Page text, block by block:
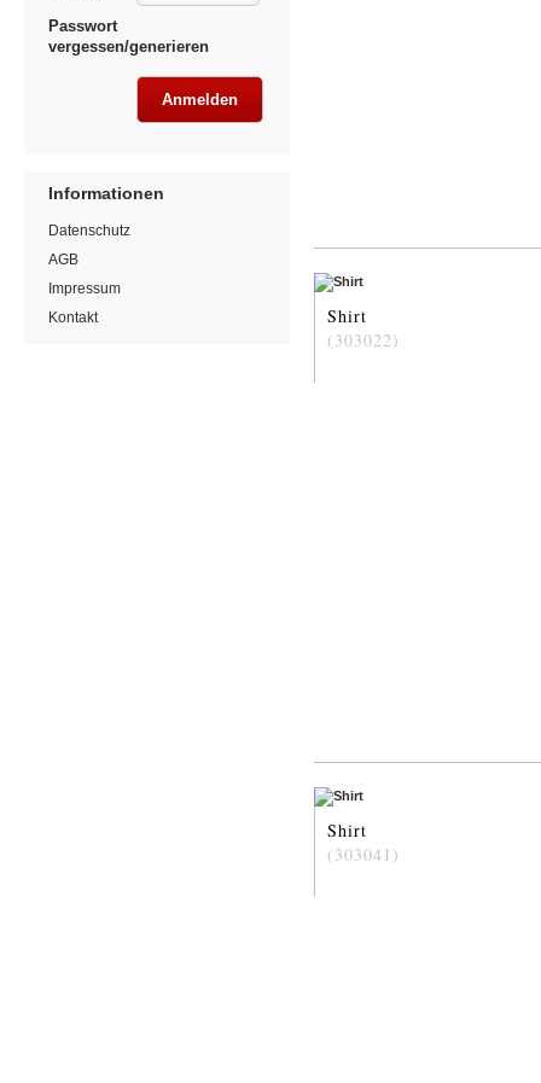
Passwort
vergessen/generieren
Informationen
Datenschutz
AGB
Impressum
Kontakt
Shirt
(303022)
Shirt
(303041)